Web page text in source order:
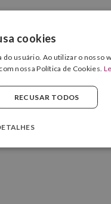
cookies
usuário. Ao utilizar o nosso
nossa Política de Cookies.
RECUSAR TODOS